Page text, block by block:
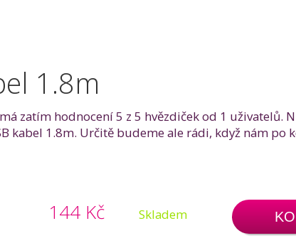
1.8m
zatím hodnocení 5 z 5 hvězdiček od 1 uživatelů.
kabel 1.8m. Určitě budeme ale rádi, když nám po
144 Kč Skladem